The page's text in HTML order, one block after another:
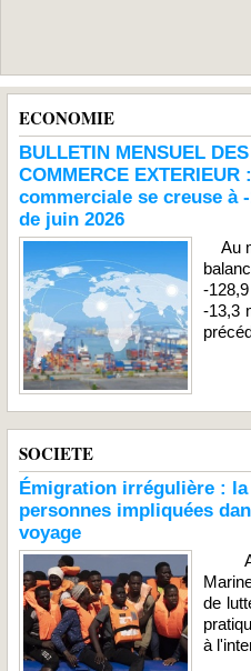
ECONOMIE
BULLETIN MENSUEL
COMMERCE
commerciale se creuse à
de juin 2026
Au
-
-13,3
SOCIETE
Émigration irrégulière :
personnes impliquées
voyage
A la
de
à